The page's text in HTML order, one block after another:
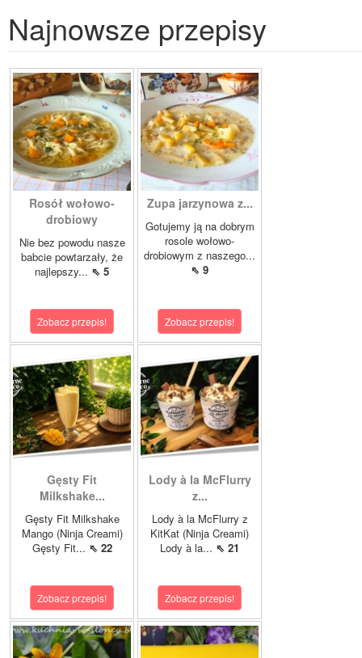
Najnowsze przepisy
Rosół wołowo-
drobiowy
Nie bez powodu nasze
babcie powtarzały, że
najlepszy... ⇖ 5
Zobacz przepis!
Zupa jarzynowa z...
Gotujemy ją na dobrym
rosole wołowo-
drobiowym z naszego...
⇖ 9
Zobacz przepis!
Gęsty Fit
Milkshake...
Gęsty Fit Milkshake
Mango (Ninja Creami)
Gęsty Fit... ⇖ 22
Zobacz przepis!
Lody à la McFlurry
z...
Lody à la McFlurry z
KitKat (Ninja Creami)
Lody à la... ⇖ 21
Zobacz przepis!